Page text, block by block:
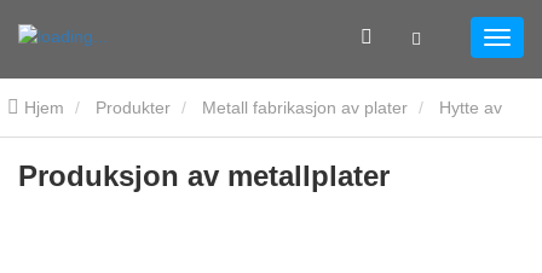
Hjem Produkter Metall fabrikasjon av plater Hytte av
metallplater Produksjon av metallplater
Produksjon av metallplater